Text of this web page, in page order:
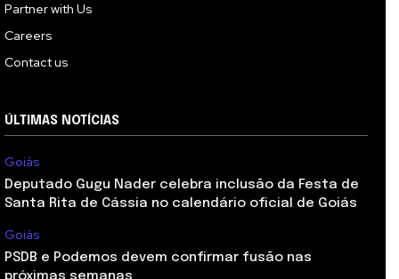
Partner with Us
Careers
Contact us
ÚLTIMAS NOTÍCIAS
Goiás
Deputado Gugu Nader celebra inclusão da Festa de
Santa Rita de Cássia no calendário oficial de Goiás
Goiás
PSDB e Podemos devem confirmar fusão nas